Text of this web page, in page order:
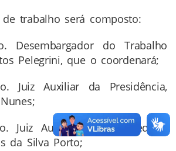
trabalho será composto:
do Trabalho
Pelegrini, que o coordenará;
Juiz Auxiliar da Presidência,
Juiz Auxiliar da Corregedoria
da Silva Porto;